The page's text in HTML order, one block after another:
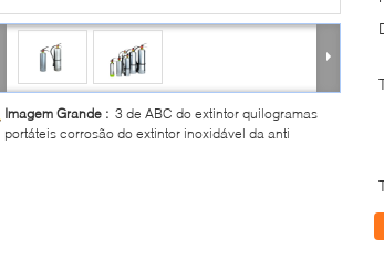
Imagem Grande : 3 de ABC do extintor quilogramas
portáteis corrosão do extintor inoxidável da anti